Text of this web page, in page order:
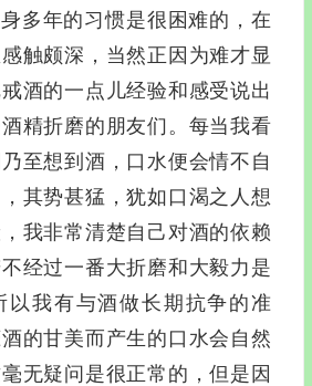
多年的习惯是很困难的，在
触颇深，当然正因为难才显
酒的一点儿经验和感受说出
精折磨的朋友们。每当我看
至想到酒，口水便会情不自
其势甚猛，犹如口渴之人想
我非常清楚自己对酒的依赖
经过一番大折磨和大毅力是
以我有与酒做长期抗争的准
的甘美而产生的口水会自然
无疑问是很正常的，但是因